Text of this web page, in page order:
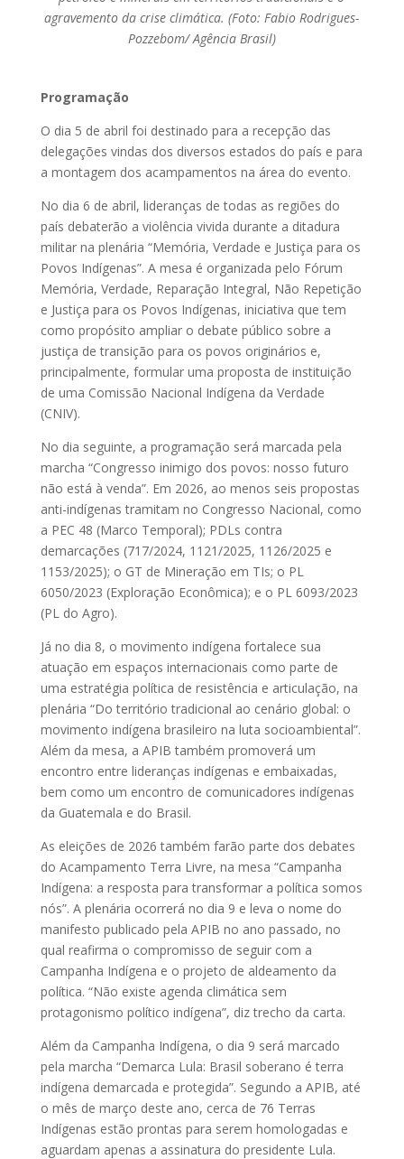
agravemento da crise climática. (Foto: Fabio Rodrigues-
Pozzebom/ Agência Brasil)
Programação
O dia 5 de abril foi destinado para a recepção das
delegações vindas dos diversos estados do país e para
a montagem dos acampamentos na área do evento.
No dia 6 de abril, lideranças de todas as regiões do
país debaterão a violência vivida durante a ditadura
militar na plenária “Memória, Verdade e Justiça para os
Povos Indígenas”. A mesa é organizada pelo Fórum
Memória, Verdade, Reparação Integral, Não Repetição
e Justiça para os Povos Indígenas, iniciativa que tem
como propósito ampliar o debate público sobre a
justiça de transição para os povos originários e,
principalmente, formular uma proposta de instituição
de uma Comissão Nacional Indígena da Verdade
(CNIV).
No dia seguinte, a programação será marcada pela
marcha “Congresso inimigo dos povos: nosso futuro
não está à venda”. Em 2026, ao menos seis propostas
anti-indígenas tramitam no Congresso Nacional, como
a PEC 48 (Marco Temporal); PDLs contra
demarcações (717/2024, 1121/2025, 1126/2025 e
1153/2025); o GT de Mineração em TIs; o PL
6050/2023 (Exploração Econômica); e o PL 6093/2023
(PL do Agro).
Já no dia 8, o movimento indígena fortalece sua
atuação em espaços internacionais como parte de
uma estratégia política de resistência e articulação, na
plenária “Do território tradicional ao cenário global: o
movimento indígena brasileiro na luta socioambiental”.
Além da mesa, a APIB também promoverá um
encontro entre lideranças indígenas e embaixadas,
bem como um encontro de comunicadores indígenas
da Guatemala e do Brasil.
As eleições de 2026 também farão parte dos debates
do Acampamento Terra Livre, na mesa “Campanha
Indígena: a resposta para transformar a política somos
nós”. A plenária ocorrerá no dia 9 e leva o nome do
manifesto publicado pela APIB no ano passado, no
qual reafirma o compromisso de seguir com a
Campanha Indígena e o projeto de aldeamento da
política. “Não existe agenda climática sem
protagonismo político indígena”, diz trecho da carta.
Além da Campanha Indígena, o dia 9 será marcado
pela marcha “Demarca Lula: Brasil soberano é terra
indígena demarcada e protegida”. Segundo a APIB, até
o mês de março deste ano, cerca de 76 Terras
Indígenas estão prontas para serem homologadas e
aguardam apenas a assinatura do presidente Lula.